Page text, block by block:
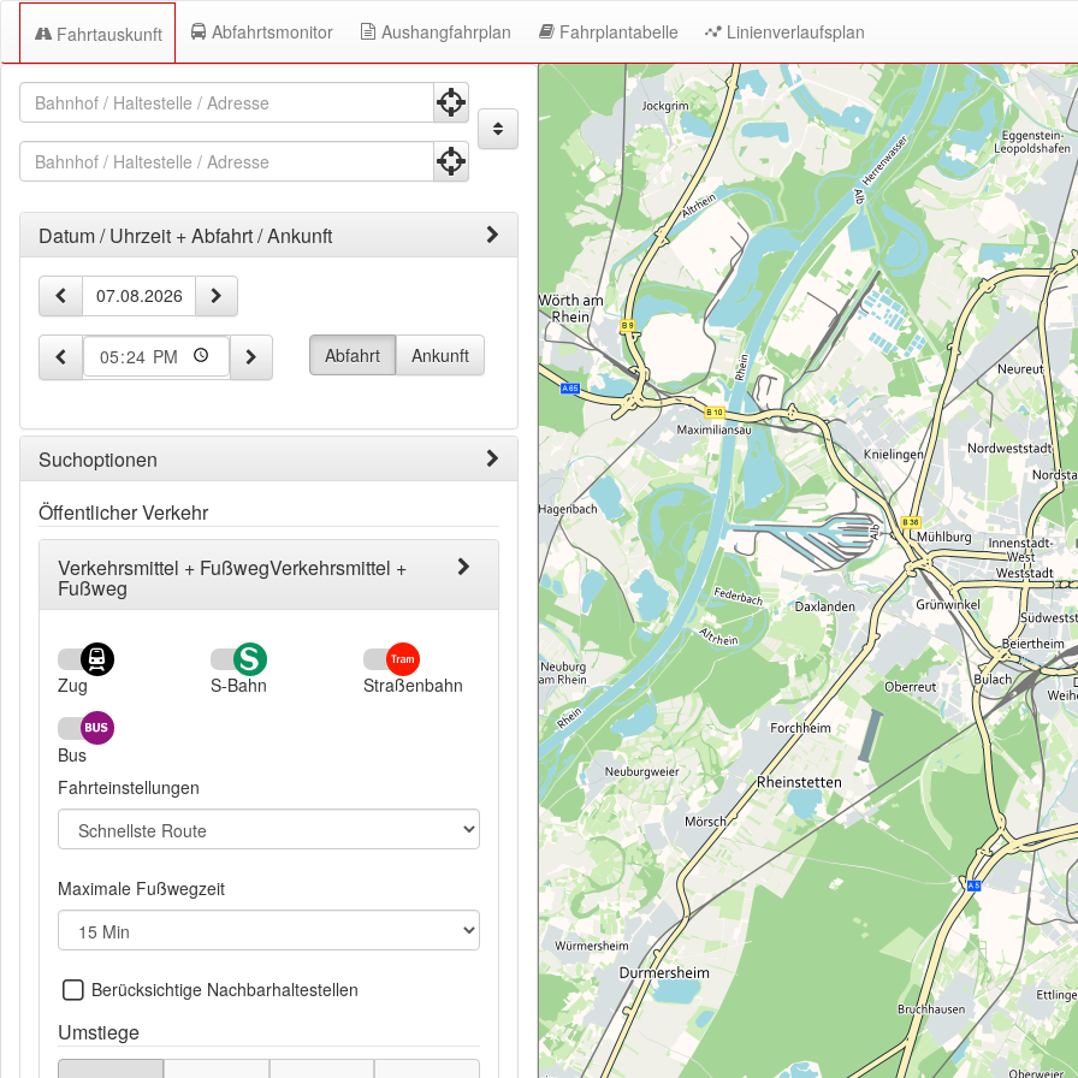
Fahrtauskunft Abfahrtsmonitor Aushangfahrplan Fahrplantabelle Linienverlaufsplan
Fahrtauskunft
Fahrtauskuft
Startpunkt
Zielpunkt
Datum / Uhrzeit + Abfahrt / Ankunft
Zeit-
und
Datumseingabe
vorheriger Tag
Datum
10 Minuten früher
Uhrzeit 10 Minuten später
Abfahrt Ankunft
Suchoptionen
Öffentlicher Verkehr
Verkehrsmittel + FußwegVerkehrsmittel +
Fußweg
Zug S-Bahn Straßenbahn
Bus
Fahrteinstellungen
Maximale Fußwegzeit
Nahegelegene
Haltestellen
Berücksichtige Nachbarhaltestellen
Umstiege